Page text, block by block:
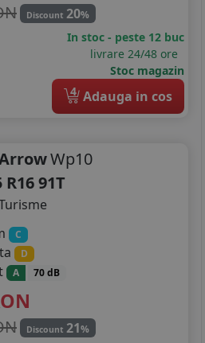
Discount 20%
In stoc - peste 12 buc
livrare 24/48 ore
Stoc magazin
4 Adauga in cos
Wp10
R16 91T
C
D
A 70 dB
Discount 21%